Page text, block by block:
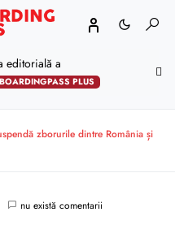
editorială a
BOARDINGPASS PLUS
zborurile dintre România și
nu există comentarii